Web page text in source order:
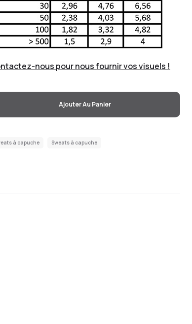
nous pour nous fournir vos visuels !
Ajouter Au Panier
à capuche Sweats à capuche